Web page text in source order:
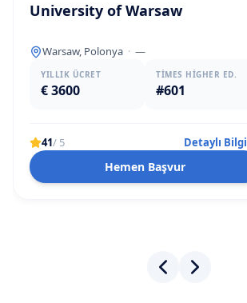
University of Warsaw
Warsaw, Polonya · —
YILLIK ÜCRET
€ 3600
TIMES HIGHER ED.
#601
41/ 5 Detaylı Bilgi
Hemen Başvur